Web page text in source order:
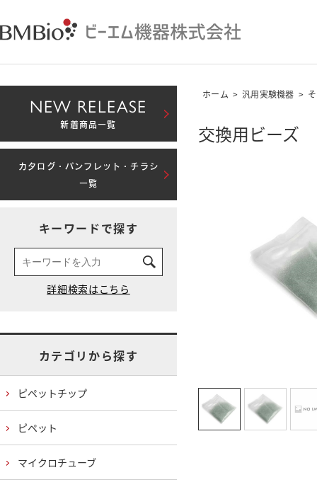
ホーム > 汎用実験機器 >
交換用ビーズ
NEW RELEASE
新着商品一覧
カタログ・パンフレット・チラシ
一覧
キーワードで探す
カテゴリから探す
ピペットチップ
ピペット
マイクロチューブ